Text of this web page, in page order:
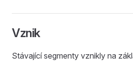
Vznik
Stávající segmenty vznikly na